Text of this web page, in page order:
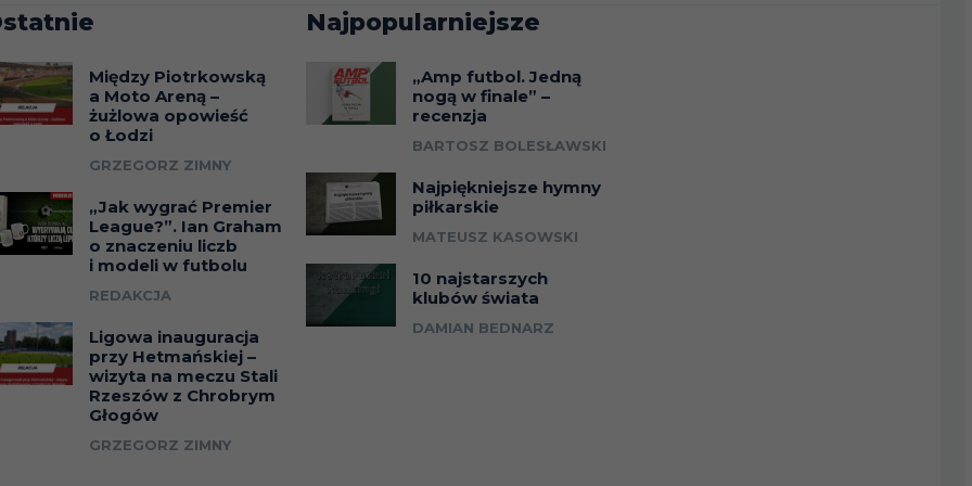
Między Piotrkowską
a Moto Areną –
żużlowa opowieść
o Łodzi
GRZEGORZ ZIMNY
„Jak wygrać Premier
League?”. Ian Graham
o znaczeniu liczb
i modeli w futbolu
REDAKCJA
Ligowa inauguracja
przy Hetmańskiej –
wizyta na meczu Stali
Rzeszów z Chrobrym
Głogów
GRZEGORZ ZIMNY
Najpopularniejsze
„Amp futbol. Jedną
nogą w finale” –
recenzja
BARTOSZ BOLESŁAWSKI
Najpiękniejsze hymny
piłkarskie
MATEUSZ KASOWSKI
10 najstarszych
klubów świata
DAMIAN BEDNARZ